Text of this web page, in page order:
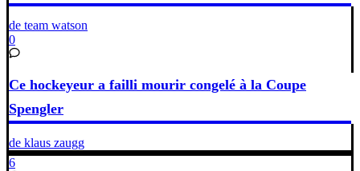
de team watson
0
Ce hockeyeur a failli mourir congelé à la Coupe
Spengler
de klaus zaugg
6